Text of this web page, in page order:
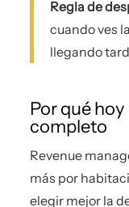
Regla de
cuando ves
llegando
Por qué
completo
Revenue
más por
elegir mejor la